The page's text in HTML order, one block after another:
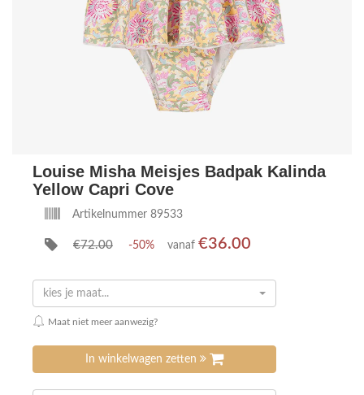
Louise Misha Meisjes Badpak Kalinda
Yellow Capri Cove
Artikelnummer 89533
€72.00 -50% vanaf €36.00
kies je maat...
Maat niet meer aanwezig?
In winkelwagen zetten